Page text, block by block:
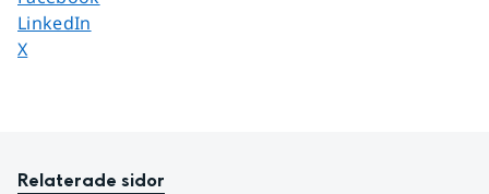
Dela sidan på
LinkedIn
Dela sidan på
X
Relaterade sidor